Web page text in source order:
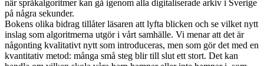
när språkalgoritmer kan gå igenom alla digitaliserade arkiv i Sverige
på några sekunder.
Bokens olika bidrag tillåter läsaren att lyfta blicken och se vilket nytt
inslag som algoritmerna utgör i vårt samhälle. Vi menar att det är
någonting kvalitativt nytt som introduceras, men som gör det med en
kvantitativ metod: många små steg blir till slut ett stort. Det kan